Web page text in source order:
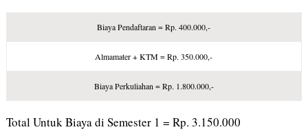
Biaya Pendaftaran = Rp. 400.000,-
Almamater + KTM = Rp. 350.000,-
Biaya Perkuliahan = Rp. 1.800.000,-
Total Untuk Biaya di Semester 1 = Rp. 3.150.000